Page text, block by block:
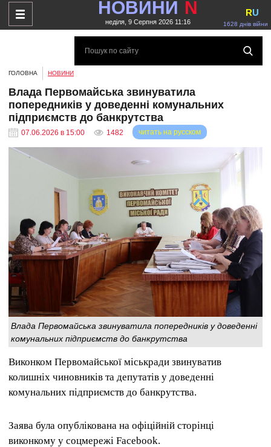
НОВИНИ N
неділя, 9 Серпня 2026 11:16 1628 днів війни
RU
ГОЛОВНА НОВИНИ
Влада Первомайська звинуватила
попередників у доведенні комунальних
підприємств до банкрутства
07.06.2026 в 15:00 1482 читать на русском
Влада Первомайська звинуватила попередників у доведенні
комунальних підприємств до банкрутства
Виконком Первомайської міськради звинуватив
колишніх чиновників та депутатів у доведенні
комунальних підприємств до банкрутства.
Заява була опублікована на офіційній сторінці
виконкому у соцмережі Facebook.